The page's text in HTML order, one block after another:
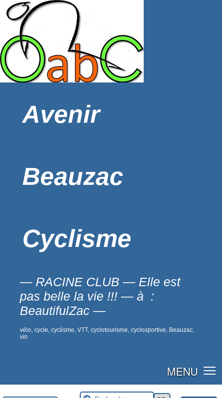
Avenir
Beauzac
Cyclisme
— RACINE CLUB — Elle est
pas belle la vie !!! — à :
BeautifulZac —
vélo, cycle, cyclisme, VTT, cyclotourisme, cyclosportive, Beauzac,
vin
MENU